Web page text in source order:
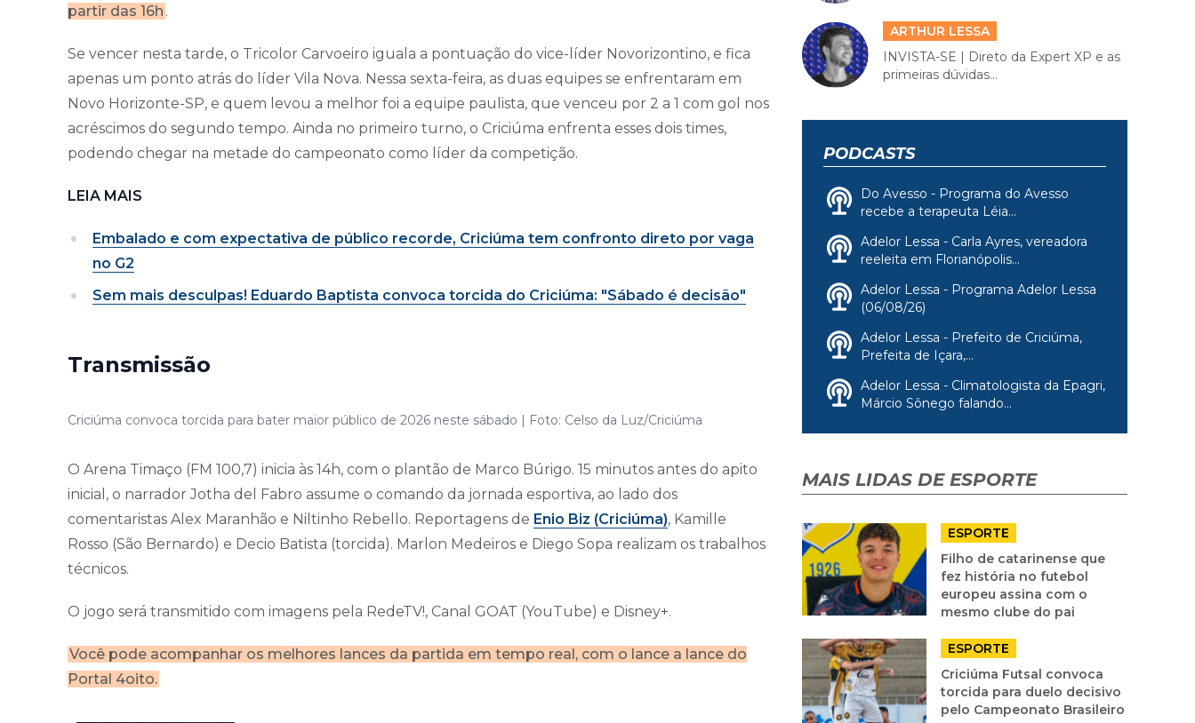
partir das 16h .
Se vencer nesta tarde, o Tricolor Carvoeiro iguala a pontuação do vice-líder Novorizontino, e fica
apenas um ponto atrás do líder Vila Nova. Nessa sexta-feira, as duas equipes se enfrentaram em
Novo Horizonte-SP, e quem levou a melhor foi a equipe paulista, que venceu por 2 a 1 com gol nos
acréscimos do segundo tempo. Ainda no primeiro turno, o Criciúma enfrenta esses dois times,
podendo chegar na metade do campeonato como líder da competição.
LEIA MAIS
Embalado e com expectativa de público recorde, Criciúma tem confronto direto por vaga
no G2
Sem mais desculpas! Eduardo Baptista convoca torcida do Criciúma: "Sábado é decisão"
Transmissão
Criciúma convoca torcida para bater maior público de 2026 neste sábado | Foto: Celso da Luz/Criciúma
O Arena Timaço (FM 100,7) inicia às 14h, com o plantão de Marco Búrigo. 15 minutos antes do apito
inicial, o narrador Jotha del Fabro assume o comando da jornada esportiva, ao lado dos
comentaristas Alex Maranhão e Niltinho Rebello. Reportagens de Enio Biz (Criciúma), Kamille
Rosso (São Bernardo) e Decio Batista (torcida). Marlon Medeiros e Diego Sopa realizam os trabalhos
técnicos.
O jogo será transmitido com imagens pela RedeTV!, Canal GOAT (YouTube) e Disney+.
Você pode acompanhar os melhores lances da partida em tempo real, com o lance a lance do
Portal 4oito.
ARTHUR LESSA
INVISTA-SE | Direto da Expert XP e as
primeiras dúvidas...
PODCASTS
Do Avesso - Programa do Avesso
recebe a terapeuta Léia...
Adelor Lessa - Carla Ayres, vereadora
reeleita em Florianópolis...
Adelor Lessa - Programa Adelor Lessa
(06/08/26)
Adelor Lessa - Prefeito de Criciúma,
Prefeita de Içara,...
Adelor Lessa - Climatologista da Epagri,
Márcio Sônego falando...
MAIS LIDAS DE ESPORTE
ESPORTE
Filho de catarinense que
fez história no futebol
europeu assina com o
mesmo clube do pai
ESPORTE
Criciúma Futsal convoca
torcida para duelo decisivo
pelo Campeonato Brasileiro